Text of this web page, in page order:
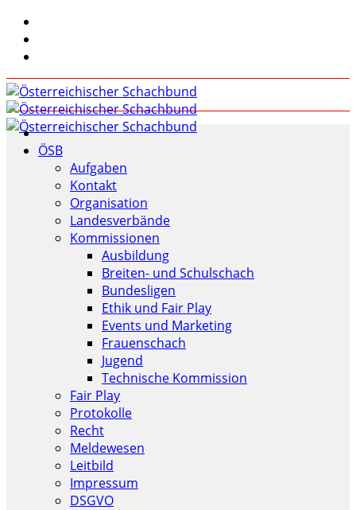
ÖSB
Aufgaben
Kontakt
Organisation
Landesverbände
Kommissionen
Ausbildung
Breiten- und Schulschach
Bundesligen
Ethik und Fair Play
Events und Marketing
Frauenschach
Jugend
Technische Kommission
Fair Play
Protokolle
Recht
Meldewesen
Leitbild
Impressum
DSGVO